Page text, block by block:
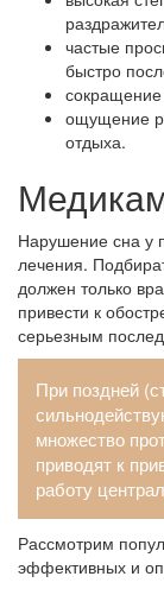
частые
быстро
ощущение
отдыха.
Нарушение сна у
лечения.
должен только
привести к
серьезным
При поздней
множество
приводят к
работу
Рассмотрим
эффективных и